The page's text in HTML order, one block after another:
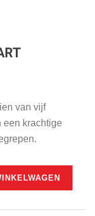
van vijf
een krachtige